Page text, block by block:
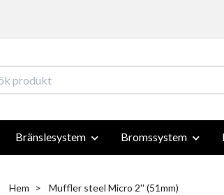
Bränslesystem Bromssystem
Hem Muffler steel Micro 2'' (51mm)